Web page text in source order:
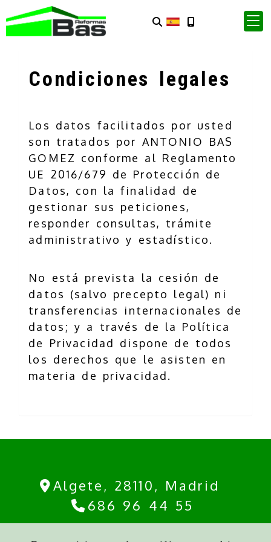
Condiciones legales
Los datos facilitados por usted
son tratados por ANTONIO BAS
GOMEZ conforme al Reglamento
UE 2016/679 de Protección de
Datos, con la finalidad de
gestionar sus peticiones,
responder consultas, trámite
administrativo y estadístico.
No está prevista la cesión de
datos (salvo precepto legal) ni
transferencias internacionales de
datos; y a través de la Política
de Privacidad dispone de todos
los derechos que le asisten en
materia de privacidad.
Algete, 28110, Madrid
686 96 44 55